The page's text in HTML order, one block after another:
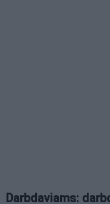
Darbdaviams: